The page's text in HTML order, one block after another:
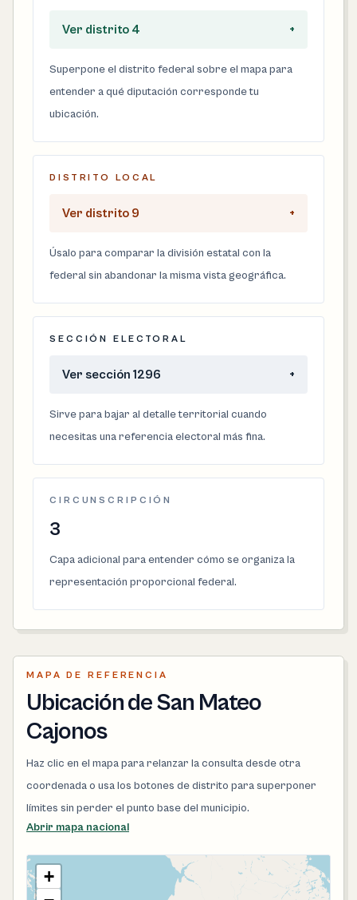
Ver distrito 4 +
Superpone el distrito federal sobre el mapa para
entender a qué diputación corresponde tu
ubicación.
DISTRITO LOCAL
Ver distrito 9 +
Úsalo para comparar la división estatal con la
federal sin abandonar la misma vista geográfica.
SECCIÓN ELECTORAL
Ver sección 1296 +
Sirve para bajar al detalle territorial cuando
necesitas una referencia electoral más fina.
CIRCUNSCRIPCIÓN
3
Capa adicional para entender cómo se organiza la
representación proporcional federal.
MAPA DE REFERENCIA
Ubicación de San Mateo
Cajonos
Haz clic en el mapa para relanzar la consulta desde otra
coordenada o usa los botones de distrito para superponer
límites sin perder el punto base del municipio.
Abrir mapa nacional
+